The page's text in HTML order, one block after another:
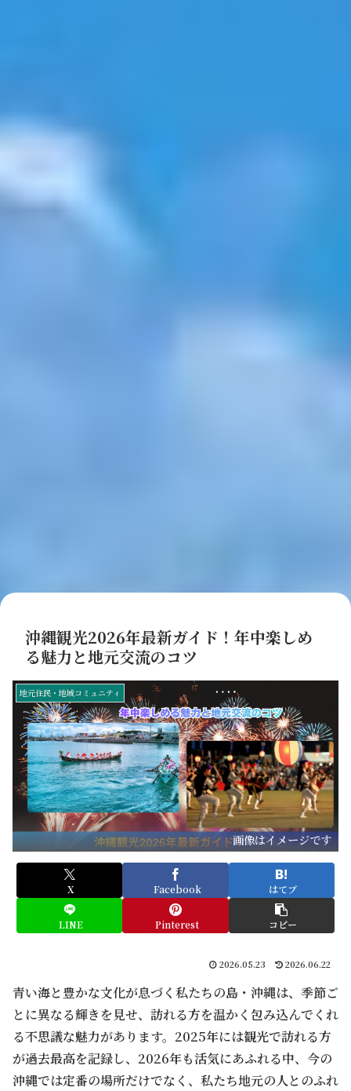
沖縄観光2026年最新ガイド！年中楽しめ
る魅力と地元交流のコツ
地元住民・地域コミュニティ
画像はイメージです
X Facebook はてブ
LINE Pinterest コピー
2026.05.23 2026.06.22
青い海と豊かな文化が息づく私たちの島・沖縄は、季節ご
とに異なる輝きを見せ、訪れる方を温かく包み込んでくれ
る不思議な魅力があります。2025年には観光で訪れる方
が過去最高を記録し、2026年も活気にあふれる中、今の
沖縄では定番の場所だけでなく、私たち地元の人とのふれ